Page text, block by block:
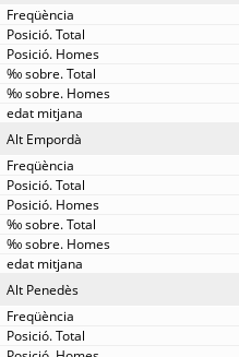
Alt Empordà
Alt Penedès